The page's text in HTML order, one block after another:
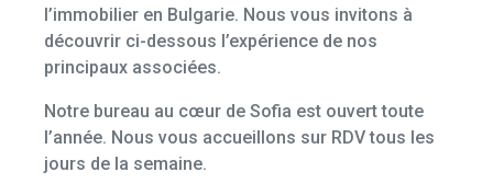
l’immobilier en Bulgarie. Nous vous invitons à
découvrir ci-dessous l’expérience de nos
principaux associées.
Notre bureau au cœur de Sofia est ouvert toute
l’année. Nous vous accueillons sur RDV tous les
jours de la semaine.